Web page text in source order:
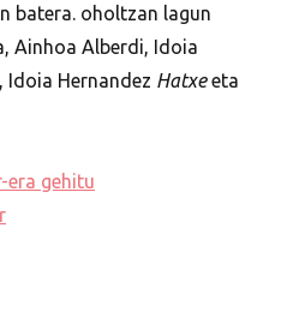
batera. oholtzan lagun
Ainhoa Alberdi, Idoia
Idoia Hernandez Hatxeeta
era gehitu